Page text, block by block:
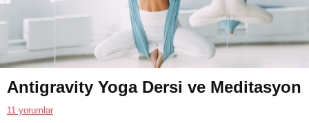
Antigravity Yoga Dersi ve Meditasyon
11 yorumlar